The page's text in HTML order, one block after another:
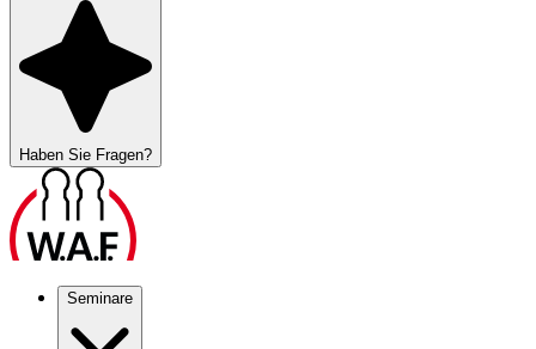
Haben Sie Fragen?
Seminare